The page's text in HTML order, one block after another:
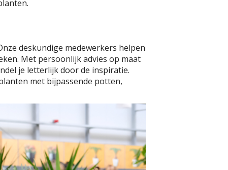
deskundige medewerkers helpen
Met persoonlijk advies op maat
je letterlijk door de inspiratie.
met bijpassende potten,